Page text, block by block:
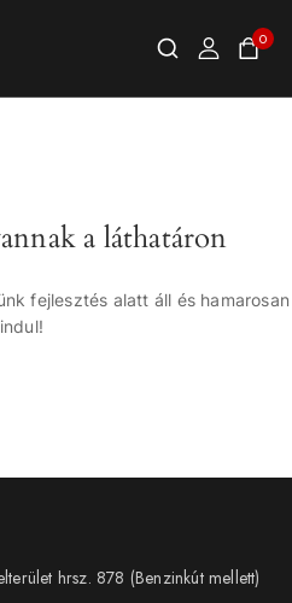
0
a láthatáron
fejlesztés alatt áll és hamarosan
indul!
hrsz. 878 (Benzinkút mellett)